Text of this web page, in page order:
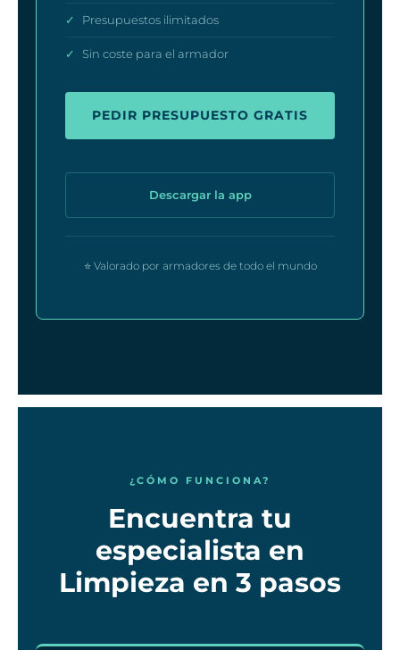
✓ Presupuestos ilimitados
✓ Sin coste para el armador
PEDIR PRESUPUESTO GRATIS
Descargar la app
⭐ Valorado por armadores de todo el mundo
¿CÓMO FUNCIONA?
Encuentra tu
especialista en
Limpieza en 3 pasos